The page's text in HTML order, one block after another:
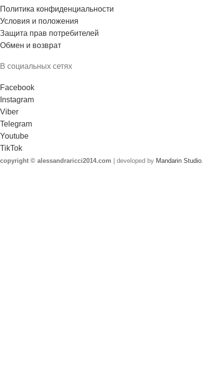
Политика конфиденциальности
Условия и положения
Защита прав потребителей
Обмен и возврат
В социальных сетях
Facebook
Instagram
Viber
Telegram
Youtube
TikTok
copyright © alessandraricci2014.com | developed by Mandarin Studio.